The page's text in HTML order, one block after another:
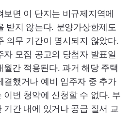
면 이 단지는 비규제지역에
받지 않는다. 분양가상한제도
의무 기간이 명시되지 않았다.
자 모집 공고의 당첨자 발표일
월간 적용된다. 과거 해당 주택
결했거나 예비 입주자 중 추가
이번 청약에 신청할 수 없다. 부
기간 내에 있거나 공급 질서 교